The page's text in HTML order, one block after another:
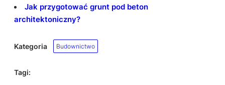
Jak przygotować grunt pod beton
architektoniczny?
Kategoria Budownictwo
Tagi: